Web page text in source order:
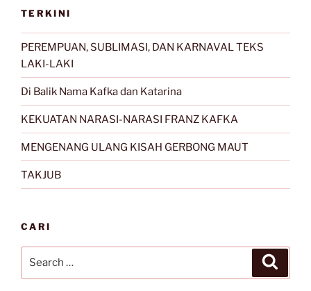
TERKINI
PEREMPUAN, SUBLIMASI, DAN KARNAVAL TEKS
LAKI-LAKI
Di Balik Nama Kafka dan Katarina
KEKUATAN NARASI-NARASI FRANZ KAFKA
MENGENANG ULANG KISAH GERBONG MAUT
TAKJUB
CARI